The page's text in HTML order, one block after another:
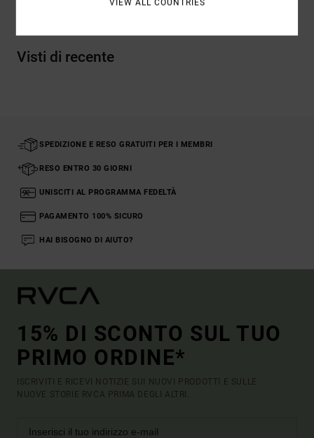
Visti di recente
SPEDIZIONE E RESO GRATUITI PER I MEMBRI
RESO ENTRO 30 GIORNI
UNISCITI AL PROGRAMMA FEDELTÀ
PAGAMENTO 100% SICURO
HAI BISOGNO DI AIUTO?
15% DI SCONTO SUL TUO
PRIMO ORDINE*
ISCRIVITI E RICEVI NOTIZIE SUI NUOVI PRODOTTI E SULLE
NUOVE STORIE RVCA PRIMA DEGLI ALTRI.
VIEW ALL COUNTRIES